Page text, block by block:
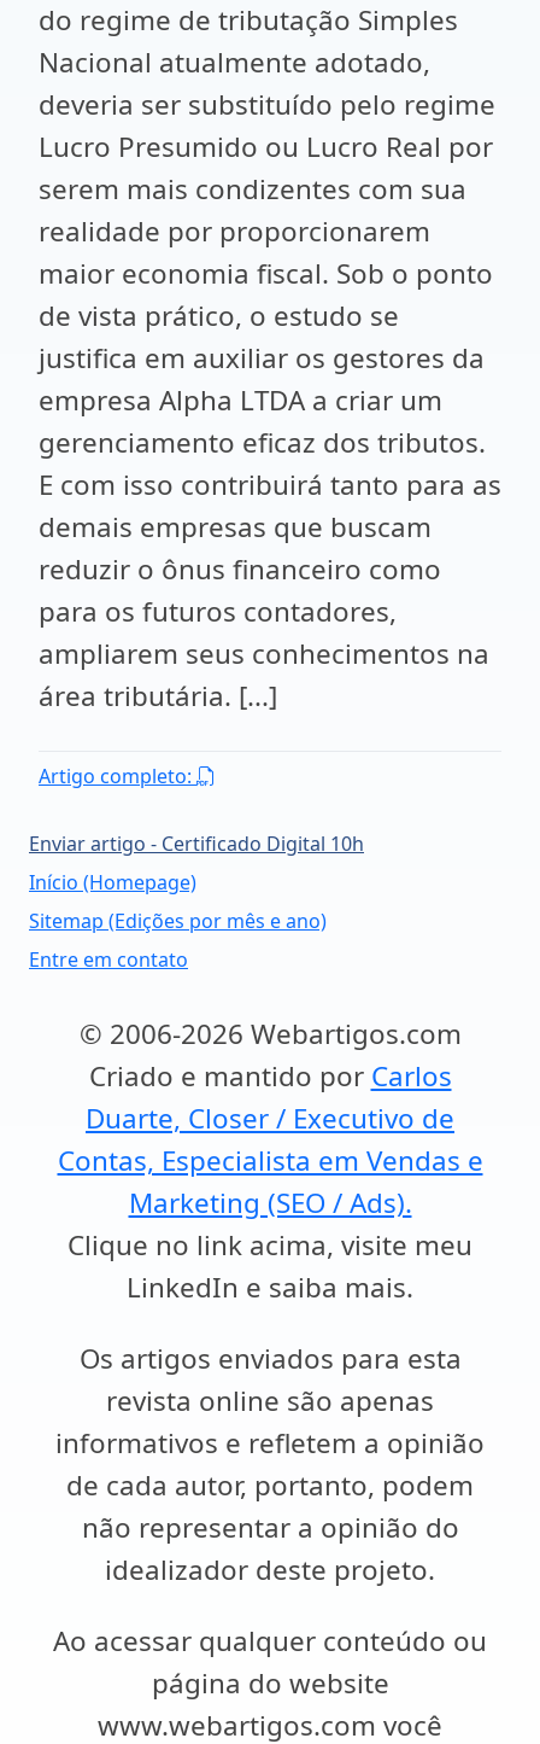
do regime de tributação Simples
Nacional atualmente adotado,
deveria ser substituído pelo regime
Lucro Presumido ou Lucro Real por
serem mais condizentes com sua
realidade por proporcionarem
maior economia fiscal. Sob o ponto
de vista prático, o estudo se
justifica em auxiliar os gestores da
empresa Alpha LTDA a criar um
gerenciamento eficaz dos tributos.
E com isso contribuirá tanto para as
demais empresas que buscam
reduzir o ônus financeiro como
para os futuros contadores,
ampliarem seus conhecimentos na
área tributária. [...]
Artigo completo:
Enviar artigo - Certificado Digital 10h
Início (Homepage)
Sitemap (Edições por mês e ano)
Entre em contato
© 2006-2026 Webartigos.com
Criado e mantido por Carlos
Duarte, Closer / Executivo de
Contas, Especialista em Vendas e
Marketing (SEO / Ads).
Clique no link acima, visite meu
LinkedIn e saiba mais.
Os artigos enviados para esta
revista online são apenas
informativos e refletem a opinião
de cada autor, portanto, podem
não representar a opinião do
idealizador deste projeto.
Ao acessar qualquer conteúdo ou
página do website
www.webartigos.com você